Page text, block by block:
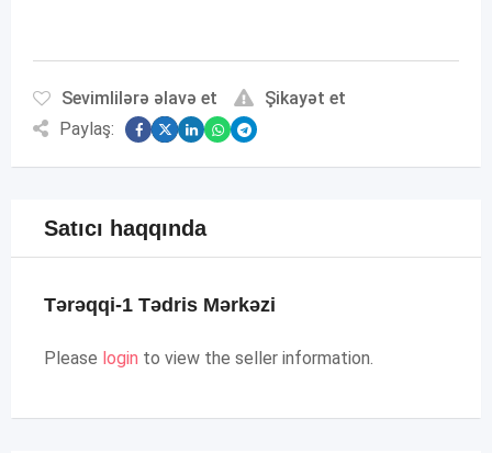
Sevimlilərə əlavə et
Şikayət et
Paylaş:
Satıcı haqqında
Tərəqqi-1 Tədris Mərkəzi
Please login to view the seller information.